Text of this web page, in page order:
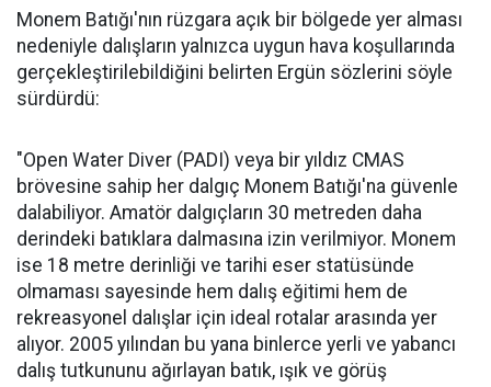
Monem Batığı'nın rüzgara açık bir bölgede yer alması
nedeniyle dalışların yalnızca uygun hava koşullarında
gerçekleştirilebildiğini belirten Ergün sözlerini söyle
sürdürdü:
"Open Water Diver (PADI) veya bir yıldız CMAS
brövesine sahip her dalgıç Monem Batığı'na güvenle
dalabiliyor. Amatör dalgıçların 30 metreden daha
derindeki batıklara dalmasına izin verilmiyor. Monem
ise 18 metre derinliği ve tarihi eser statüsünde
olmaması sayesinde hem dalış eğitimi hem de
rekreasyonel dalışlar için ideal rotalar arasında yer
alıyor. 2005 yılından bu yana binlerce yerli ve yabancı
dalış tutkununu ağırlayan batık, ışık ve görüş